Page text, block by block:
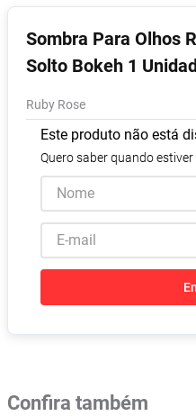
Sombra Para Olhos
Solto Bokeh 1
Ruby Rose
Este produto não está
Quero saber quando estiver
Confira também
6º Desodorante
7º Shampoo
8º Pampers Confort Sec
9º Vitamina D
10º Soro Fisiológico